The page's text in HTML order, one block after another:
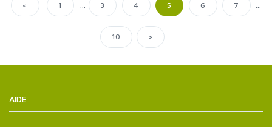
< 1 3 4 5 6 7
10 >
AIDE